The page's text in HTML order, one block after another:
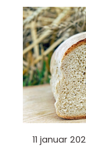
og desserter.
11 januar